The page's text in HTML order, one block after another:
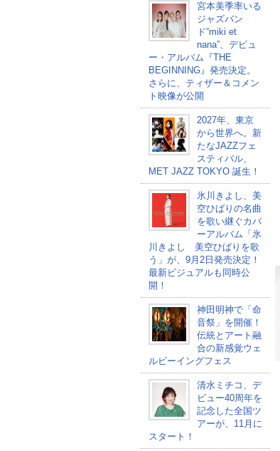
宮本美季率いる
ジャズバン
ド“miki et
nana”、デビュ
ー・アルバム『THE
BEGINNING』発売決定。
さらに、ティザー＆コメン
ト映像が公開
2027年、東京
から世界へ。新
たなJAZZフェ
スティバル、
MET JAZZ TOKYO 誕生！
氷川きよし、美
空ひばりの名曲
を歌い継ぐカバ
ーアルバム「氷
川きよし 美空ひばりを歌
う」が、9月2日発売決定！
最新ビジュアルも同時公
開！
神田明神で「命
音祭」を開催！
伝統とアート融
合の新感覚ウェ
ルビーイングフェス
清水ミチコ、デ
ビュー40周年を
記念した全国ツ
アーが、11月に
スタート！